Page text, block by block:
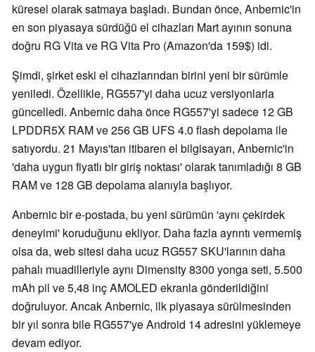
küresel olarak satmaya başladı. Bundan önce, Anbernic'in
en son piyasaya sürdüğü el cihazları Mart ayının sonuna
doğru RG Vita ve RG Vita Pro (Amazon'da 159$) idi.
Şimdi, şirket eski el cihazlarından birini yeni bir sürümle
yeniledi. Özellikle, RG557'yi daha ucuz versiyonlarla
güncelledi. Anbernic daha önce RG557'yi sadece 12 GB
LPDDR5X RAM ve 256 GB UFS 4.0 flash depolama ile
satıyordu. 21 Mayıs'tan itibaren el bilgisayarı, Anbernic'in
'daha uygun fiyatlı bir giriş noktası' olarak tanımladığı 8 GB
RAM ve 128 GB depolama alanıyla başlıyor.
Anbernic bir e-postada, bu yeni sürümün 'aynı çekirdek
deneyimi' koruduğunu ekliyor. Daha fazla ayrıntı vermemiş
olsa da, web sitesi daha ucuz RG557 SKU'larının daha
pahalı muadilleriyle aynı Dimensity 8300 yonga seti, 5.500
mAh pil ve 5,48 inç AMOLED ekranla gönderildiğini
doğruluyor. Ancak Anbernic, ilk piyasaya sürülmesinden
bir yıl sonra bile RG557'ye Android 14 adresini yüklemeye
devam ediyor.